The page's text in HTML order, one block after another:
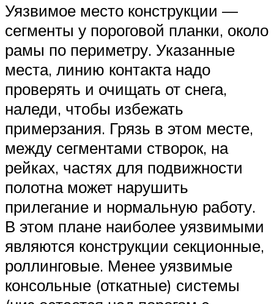
Уязвимое место конструкции —
сегменты у пороговой планки, около
рамы по периметру. Указанные
места, линию контакта надо
проверять и очищать от снега,
наледи, чтобы избежать
примерзания. Грязь в этом месте,
между сегментами створок, на
рейках, частях для подвижности
полотна может нарушить
прилегание и нормальную работу.
В этом плане наиболее уязвимыми
являются конструкции секционные,
роллинговые. Менее уязвимые
консольные (откатные) системы